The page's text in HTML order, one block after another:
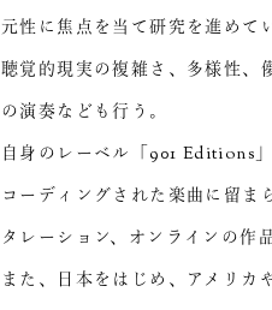
元性に焦点を当て研究を進めて
聴覚的現実の複雑さ、多様性、
の演奏なども行う。
自身のレーベル「901 Editions
コーディングされた楽曲に留ま
タレーション、オンラインの作
また、日本をはじめ、アメリカ